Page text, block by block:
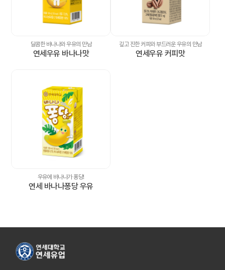
달콤한 바나나와 우유의 만남
연세우유 바나나맛
깊고 진한 커피와 부드러운 우유의 만남
연세우유 커피맛
우유에 바나나가 퐁당!
연세 바나나퐁당 우유